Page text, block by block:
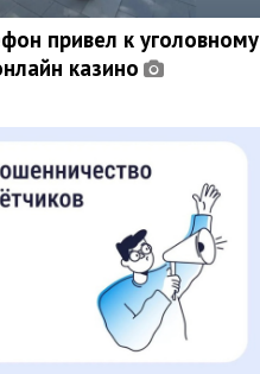
привел к уголовному
казино